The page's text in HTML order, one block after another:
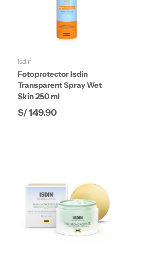
Isdin
Fotoprotector Isdin
Transparent Spray Wet
Skin 250 ml
Precio normal
S/ 149.90
Añadir al carrito